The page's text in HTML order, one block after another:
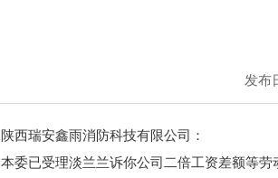
发布
陕西瑞安鑫雨消防科技有限公司：
本委已受理淡兰兰诉你公司二倍工资差额等